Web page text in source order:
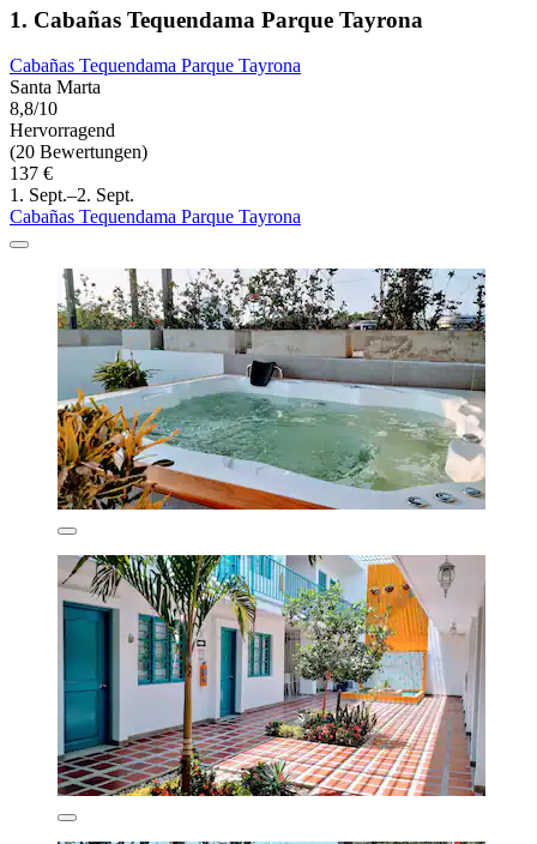
1. Cabañas Tequendama Parque Tayrona
Cabañas Tequendama Parque Tayrona
Santa Marta
8,8/10
Hervorragend
(20 Bewertungen)
137 €
1. Sept.–2. Sept.
Cabañas Tequendama Parque Tayrona